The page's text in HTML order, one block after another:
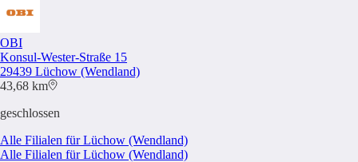
OBI
Konsul-Wester-Straße 15
29439 Lüchow (Wendland)
43,68 km
geschlossen
Alle Filialen für Lüchow (Wendland)
Alle Filialen für Lüchow (Wendland)